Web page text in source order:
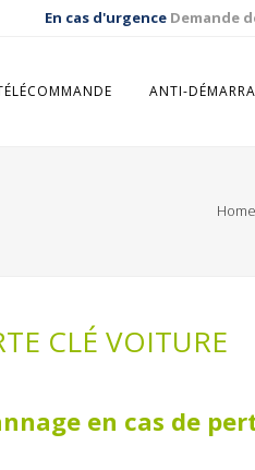
En cas d'urgence Demande
ANTI-
Home
CLÉ VOITURE
en cas de